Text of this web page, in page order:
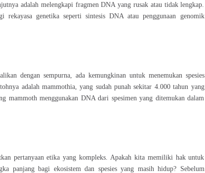
adalah melengkapi fragmen DNA yang rusak atau tidak lengkap.
genetika seperti sintesis DNA atau penggunaan genomik
dengan sempurna, ada kemungkinan untuk menemukan spesies
adalah mammothia, yang sudah punah sekitar 4.000 tahun yang
mammoth menggunakan DNA dari spesimen yang ditemukan dalam
pertanyaan etika yang kompleks. Apakah kita memiliki hak untuk
panjang bagi ekosistem dan spesies yang masih hidup? Sebelum